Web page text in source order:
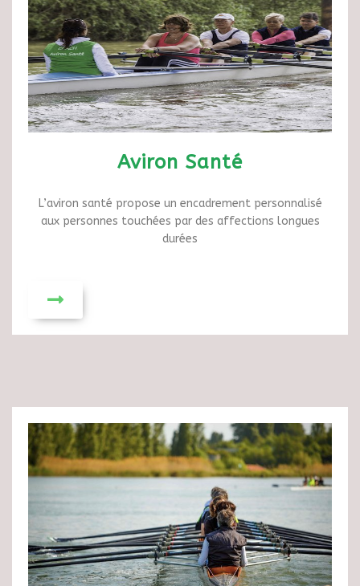
Aviron Santé
L’aviron santé propose un encadrement personnalisé
aux personnes touchées par des affections longues
durées